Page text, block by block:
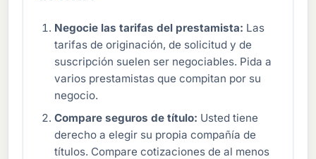
Negocie las tarifas del prestamista: Las
tarifas de originación, de solicitud y de
suscripción suelen ser negociables. Pida a
varios prestamistas que compitan por su
negocio.
Compare seguros de título: Usted tiene
derecho a elegir su propia compañía de
títulos. Compare cotizaciones de al menos